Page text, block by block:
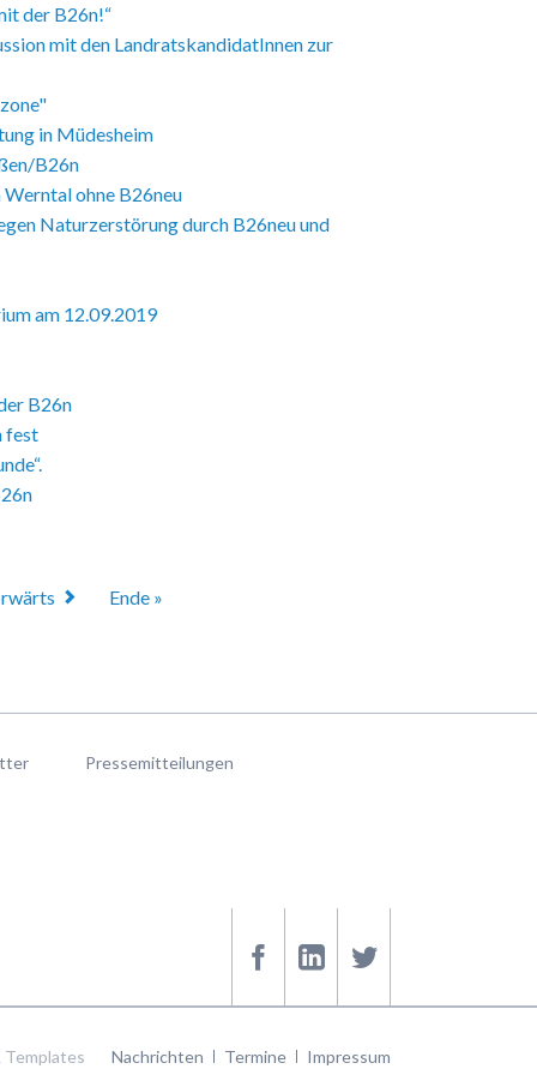
der B26n!“
mit den LandratskandidatInnen zur
in Müdesheim
B26n
ohne B26neu
Naturzerstörung durch B26neu und
am 12.09.2019
B26n
fest
Ende »
Pressemitteilungen
Templates
Navigation
Nachrichten Termine Impressum